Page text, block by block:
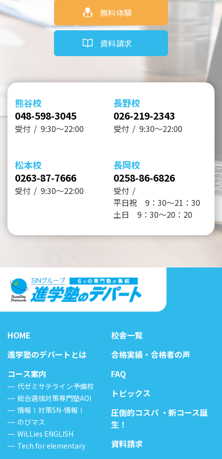
無料体験
資料請求
熊谷校
048-598-3045
受付 9:30～22:00
長野校
026-219-2343
受付 9:30～22:00
松本校
0263-87-7666
受付 9:30～22:00
長岡校
0258-86-6826
受付
平日祝 9：30～21：30
土日 9：30～20：20
HOME
進学塾のデパートとは
コース案内
代ゼミサテライン予備校
総合選抜対策専門塾AOI
情報Ⅰ対策SN-情報Ⅰ
のびマス
WiLLies ENGLISH
Tech for elementary
校舎一覧
合格実績・合格者の声
FAQ
トピックス
圧倒的コスパ ・新コース誕
生！
資料請求